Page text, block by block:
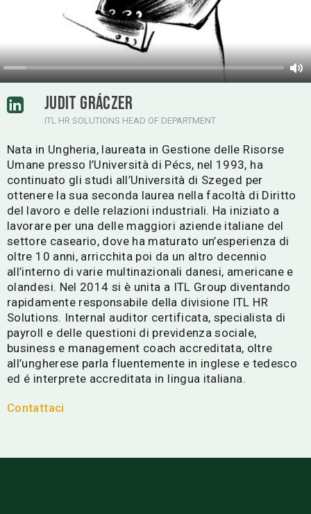
JUDIT GRÁCZER
ITL HR SOLUTIONS HEAD OF DEPARTMENT
Nata in Ungheria, laureata in Gestione delle Risorse
Umane presso l’Università di Pécs, nel 1993, ha
continuato gli studi all’Università di Szeged per
ottenere la sua seconda laurea nella facoltà di Diritto
del lavoro e delle relazioni industriali. Ha iniziato a
lavorare per una delle maggiori aziende italiane del
settore caseario, dove ha maturato un’esperienza di
oltre 10 anni, arricchita poi da un altro decennio
all’interno di varie multinazionali danesi, americane e
olandesi. Nel 2014 si è unita a ITL Group diventando
rapidamente responsabile della divisione ITL HR
Solutions. Internal auditor certificata, specialista di
payroll e delle questioni di previdenza sociale,
business e management coach accreditata, oltre
all’ungherese parla fluentemente in inglese e tedesco
ed é interprete accreditata in lingua italiana.
Contattaci